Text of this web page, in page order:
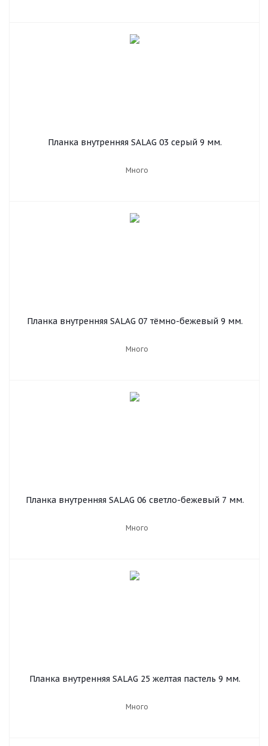
Планка внутренняя SALAG 03 серый 9 мм.
Много
Планка внутренняя SALAG 07 тёмно-бежевый 9 мм.
Много
Планка внутренняя SALAG 06 светло-бежевый 7 мм.
Много
Планка внутренняя SALAG 25 желтая пастель 9 мм.
Много